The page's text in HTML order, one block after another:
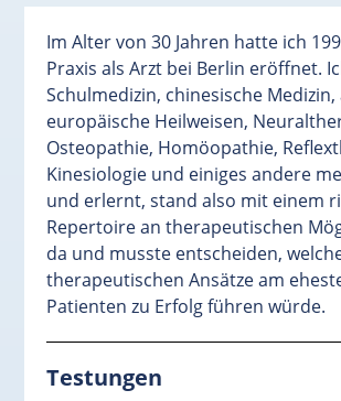
Im Alter von 30 Jahren hatte ich
Praxis als Arzt bei Berlin eröffnet.
Schulmedizin, chinesische Medizin,
europäische Heilweisen,
Osteopathie, Homöopathie,
Kinesiologie und einiges andere
und erlernt, stand also mit einem
Repertoire an therapeutischen
da und musste entscheiden,
therapeutischen Ansätze am
Patienten zu Erfolg führen würde.
Testungen